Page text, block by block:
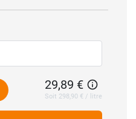
29,89 €
Soit 298,90 € / litre